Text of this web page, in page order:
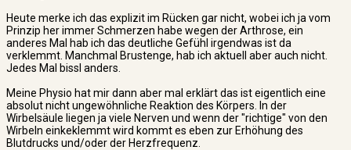
Heute merke ich das explizit im Rücken gar nicht, wobei ich ja vom
Prinzip her immer Schmerzen habe wegen der Arthrose, ein
anderes Mal hab ich das deutliche Gefühl irgendwas ist da
verklemmt. Manchmal Brustenge, hab ich aktuell aber auch nicht.
Jedes Mal bissl anders.
Meine Physio hat mir dann aber mal erklärt das ist eigentlich eine
absolut nicht ungewöhnliche Reaktion des Körpers. In der
Wirbelsäule liegen ja viele Nerven und wenn der "richtige" von den
Wirbeln einkeklemmt wird kommt es eben zur Erhöhung des
Blutdrucks und/oder der Herzfrequenz.